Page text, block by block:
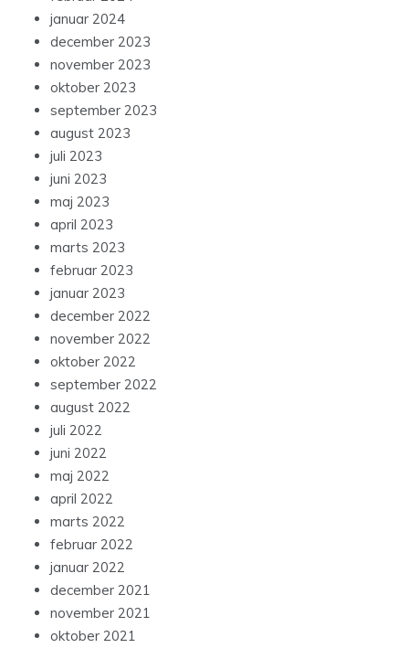
januar 2024
december 2023
november 2023
oktober 2023
september 2023
august 2023
juli 2023
juni 2023
maj 2023
april 2023
marts 2023
februar 2023
januar 2023
december 2022
november 2022
oktober 2022
september 2022
august 2022
juli 2022
juni 2022
maj 2022
april 2022
marts 2022
februar 2022
januar 2022
december 2021
november 2021
oktober 2021